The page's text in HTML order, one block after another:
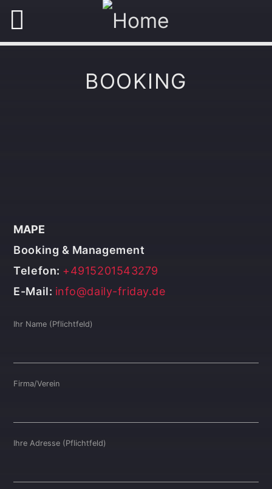
BOOKING
MAPE
Booking & Management
Telefon: +4915201543279
E-Mail: info@daily-friday.de
Ihr Name (Pflichtfeld)
Firma/Verein
Ihre Adresse (Pflichtfeld)